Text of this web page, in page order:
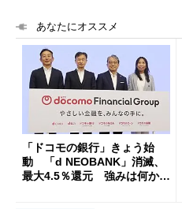
あなたにオススメ
「ドコモの銀行」きょう始
動 「d NEOBANK」消滅、
最大4.5％還元 強みは何か解